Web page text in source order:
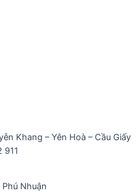
Khang – Yên Hoà – Cầu Giấy
911
Nhuận